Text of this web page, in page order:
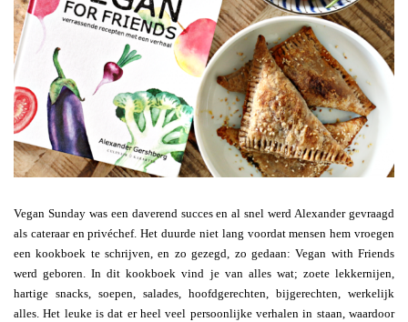
Vegan Sunday was een daverend succes en al snel werd Alexander gevraagd
als cateraar en privéchef. Het duurde niet lang voordat mensen hem vroegen
een kookboek te schrijven, en zo gezegd, zo gedaan: Vegan with Friends
werd geboren. In dit kookboek vind je van alles wat; zoete lekkernijen,
hartige snacks, soepen, salades, hoofdgerechten, bijgerechten, werkelijk
alles. Het leuke is dat er heel veel persoonlijke verhalen in staan, waardoor